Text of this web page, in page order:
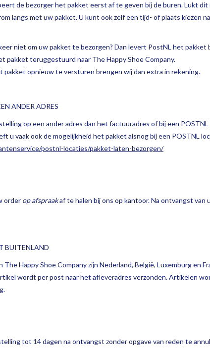
de bezorger het pakket eerst af te geven bij de buren. Lukt
langs met uw pakket. U kunt ook zelf een tijd- of plaats kiezen
niet om uw pakket te bezorgen? Dan levert PostNL het
pakket teruggestuurd naar The Happy Shoe Company.
pakket opnieuw te versturen brengen wij dan extra in rekening.
ANDER ADRES
op een ander adres dan het factuuradres of bij een
u vaak ook de mogelijkheid het pakket alsnog bij een POSTNL
postnl-locaties/pakket-laten-bezorgen/
order op afspraakaf te halen bij ons op kantoor. Na ontvangst
BUITENLAND
The Happy Shoe Company zijn Nederland, België, Luxemburg en
wordt per post naar het afleveradres verzonden. Artikelen
tot 14 dagen na ontvangst zonder opgave van reden te